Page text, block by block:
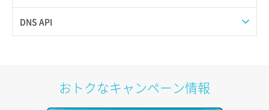
サブユーザー一覧取得
サブユーザー作成
サブユーザー更新
スナップショット詳細取得（アイテム指定）
バックアップリストア
バックアップ詳細一覧取得
イメージ保存容量変更
イメージ詳細取得
アタッチ済みポート詳細取得
サブネット一覧取得
サブネット詳細取得
プール作成
Web公開
DNS API
おトクなキャンペーン情報